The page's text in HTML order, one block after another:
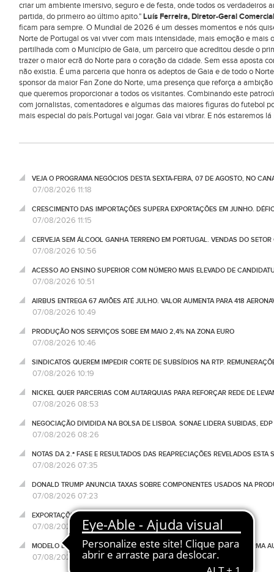
criar um ambiente imersivo, seguro e de festa, onde todos os verdadeiros
partida, do primeiro ao último apito."Luís Ferreira, Diretor-Geral
ficam para sempre. O Mundial de 2026 é um desses momentos e nós
Norte de Portugal os vai viver com mais intensidade, mais emoção e mais
partilhada com o Município de Gaia, um parceiro que acreditou desde o
trazer o maior ecrã do Norte para o coração da cidade. Sem essa aposta
não existia. É uma parceria que honra os adeptos de Gaia e de todo o
sponsor da maior Fan Zone do Norte, uma presença que reforça a
que queremos proporcionar a todos os visitantes. Combinando este
com jornalistas, comentadores e algumas das maiores figuras do futebol
mais especial do país.Portugal vai jogar. Gaia vai vibrar. E nós estaremos
VEJA O PROGRAMA NEGÓCIOS DESTA SEXTA-FEIRA, 07 DE AGOSTO, NO
07/08/2026 11:18
CRESCIMENTO DAS IMPORTAÇÕES SUPERA EXPORTAÇÕES EM JUNHO.
07/08/2026 11:15
CERVEJA SEM ÁLCOOL GANHA TERRENO EM PORTUGAL. VENDAS DO
07/08/2026 10:56
ACESSO AO ENSINO SUPERIOR COM NÚMERO MAIS ELEVADO DE
07/08/2026 10:51
AIRBUS ENTREGA 67 AVIÕES ATÉ JULHO. VALOR AUMENTA PARA 418
07/08/2026 10:49
PRODUÇÃO NOS SERVIÇOS SOBE EM MAIO 2,4% NA ZONA EURO
07/08/2026 10:46
SINDICATOS QUEREM IMPEDIR CORTE DE SUBSÍDIOS NA RTP.
07/08/2026 10:19
NICKEL QUER PARCERIAS COM AUTARQUIAS PARA REFORÇAR REDE DE
07/08/2026 08:53
NEGOCIAÇÃO DIVIDIDA NA BOLSA DE LISBOA. SONAE LIDERA SUBIDAS, EDP
07/08/2026 08:26
NOTAS DA 2.ª FASE E RESULTADOS DAS REAPRECIAÇÕES REVELADOS ESTA
07/08/2026 07:35
DONALD TRUMP ANUNCIA TAXAS SOBRE COMPONENTES USADOS NA
07/08/2026 07:23
EXPORTAÇÕES DA CHINA CRESCEM 17,8% EM JULHO
07/08/2026 07:19
MODELO DE IA DA META INVADIU SISTEMA DE OUTRA EMPRESA DE FORMA
07/08/2026 07:15